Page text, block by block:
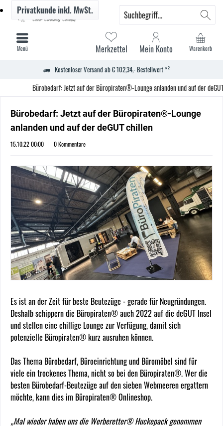
Kostenloser Versand ab € 102,34,- Bestellwert *²
Warenkorb
Merkzettel Mein Konto
Privatkundeinkl. MwSt.
Menü
Bürobedarf: Jetzt auf der Büropiraten®-Lounge anlanden und auf der
Bürobedarf: Jetzt auf der Büropiraten®-Lounge
anlanden und auf der deGUT chillen
15.10.22 00:00 0 Kommentare
Es ist an der Zeit für beste Beutezüge - gerade für Neugründungen.
Deshalb schippern die Büropiraten® auch 2022 auf die deGUT Insel
und stellen eine chillige Lounge zur Verfügung, damit sich
potenzielle Büropiraten® kurz ausruhen können.
Das Thema Bürobedarf, Büroeinrichtung und Büromöbel sind für
viele ein trockenes Thema, nicht so bei den Büropiraten®. Wer die
besten Bürobedarf-Beutezüge auf den sieben Webmeeren ergattern
möchte, kann dies im Büropiraten® Onlineshop.
„Mal wieder haben uns die Werberetter® Huckepack genommen